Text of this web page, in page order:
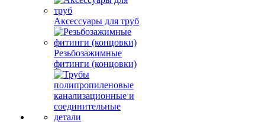
Аксессуары для труб
Резьбозажимные
фитинги (концовки)